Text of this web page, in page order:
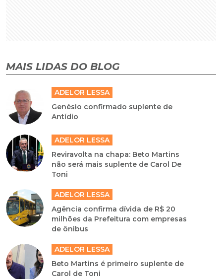
MAIS LIDAS DO BLOG
ADELOR LESSA
Genésio confirmado suplente de
Antídio
ADELOR LESSA
Reviravolta na chapa: Beto Martins
não será mais suplente de Carol De
Toni
ADELOR LESSA
Agência confirma dívida de R$ 20
milhões da Prefeitura com empresas
de ônibus
ADELOR LESSA
Beto Martins é primeiro suplente de
Carol de Toni